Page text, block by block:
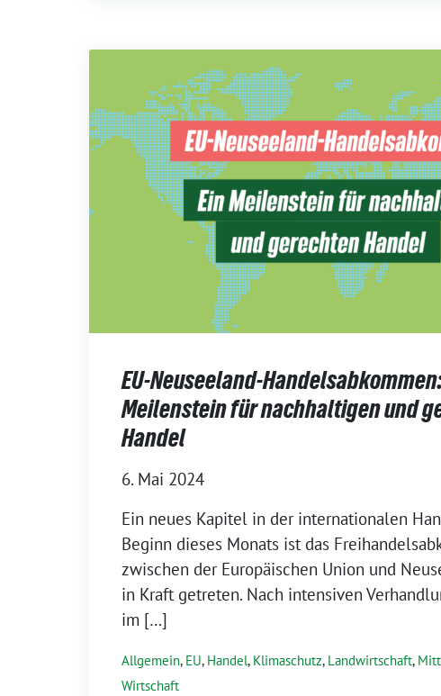
EU-Neuseeland-
Meilenstein für nachhaltigen und
Handel
6. Mai 2024
Ein neues Kapitel in der internationalen
Beginn dieses Monats ist das
zwischen der Europäischen Union und
in Kraft getreten. Nach intensiven
im […]
Allgemein, EU, Handel, Klimaschutz, Landwirtschaft,
Wirtschaft